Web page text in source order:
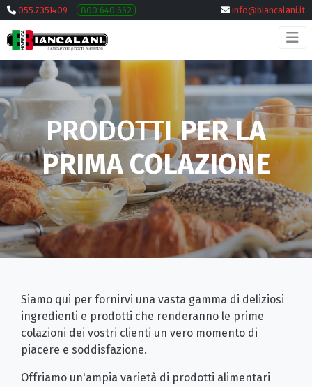
055.7351409 800 640 662 info@biancalani.it
PRODOTTIPER LA
PRIMA COLAZIONE
Siamo qui per fornirvi una vasta gamma di deliziosi
ingredienti e prodotti che renderanno le prime
colazioni dei vostri clienti un vero momento di
piacere e soddisfazione.
Offriamo un'ampia varietà di prodotti alimentari